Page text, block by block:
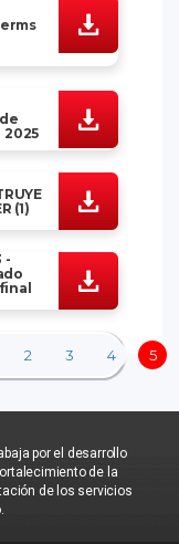
(1)
-
2 3 4 5
por el desarrollo
de la
de los servicios